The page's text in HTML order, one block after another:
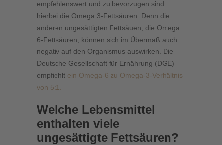
empfehlenswert und zu bevorzugen sind
hierbei die Omega 3-Fettsäuren. Denn die
anderen ungesättigten Fettsäuen, die Omega
6-Fettsäuren, können sich im Übermaß auch
negativ auf den Organismus auswirken. Die
Deutsche Gesellschaft für Ernährung (DGE)
empfiehlt ein Omega-6 zu Omega-3-Verhältnis
von 5:1.
Welche Lebensmittel
enthalten viele
ungesättigte Fettsäuren?